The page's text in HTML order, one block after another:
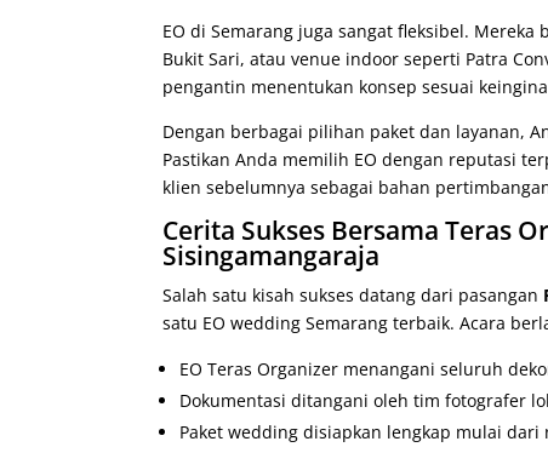
EO di Semarang juga sangat fleksibel.
Bukit Sari, atau venue indoor seperti Patra
pengantin menentukan konsep sesuai
Dengan berbagai pilihan paket dan layanan,
Pastikan Anda memilih EO dengan reputasi
klien sebelumnya sebagai bahan
Cerita Sukses Bersama Teras
Sisingamangaraja
Salah satu kisah sukses datang dari pasangan
satu EO wedding Semarang terbaik. Acara
EO Teras Organizer menangani seluruh
Dokumentasi ditangani oleh tim fotografer
Paket wedding disiapkan lengkap mulai